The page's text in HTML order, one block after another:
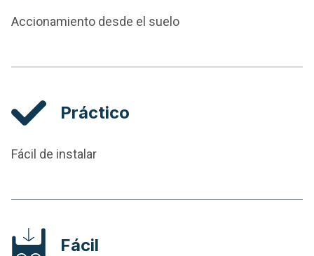
Accionamiento desde el suelo
Práctico
Fácil de instalar
Fácil